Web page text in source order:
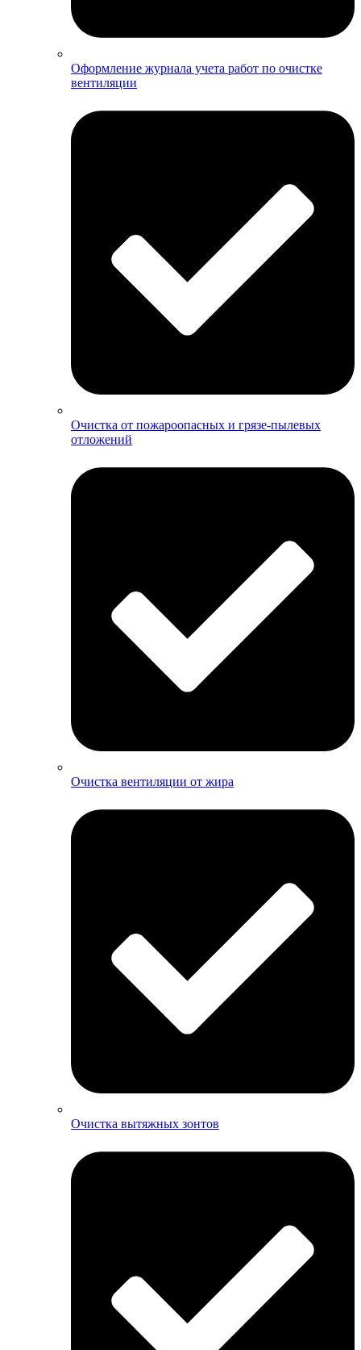
Оформление журнала учета работ по очистке
вентиляции
Очистка от пожароопасных и грязе-пылевых
отложений
Очистка вентиляции от жира
Очистка вытяжных зонтов